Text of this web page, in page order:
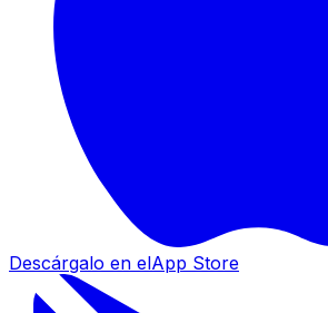
Descárgalo en elApp Store